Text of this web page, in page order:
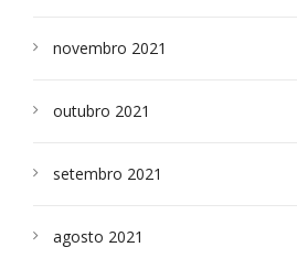
novembro 2021
outubro 2021
setembro 2021
agosto 2021